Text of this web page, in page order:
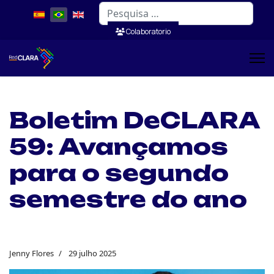
Pesquisar
Colaboratorio
Boletim DeCLARA
59: Avançamos
para o segundo
semestre do ano
Jenny Flores 29 julho 2025